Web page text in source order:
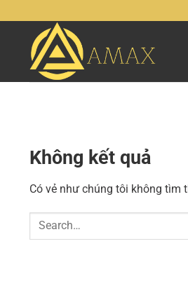
đến
Không kết quả
Có vẻ như chúng tôi không tìm